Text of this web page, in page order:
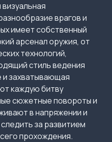
врагов и
имеет собственный
арсенал оружия, от
технологий,
стиль ведения
и захватывающая
каждую битву
сюжетные повороты и
в напряжении и
за развитием
прохождения.